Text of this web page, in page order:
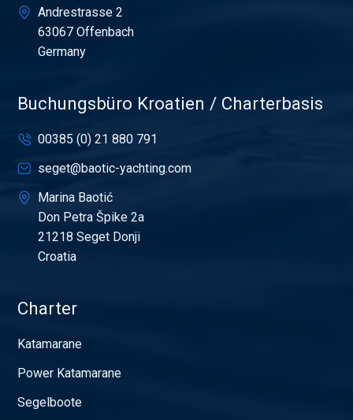
Andrestrasse 2
63067 Offenbach
Germany
Buchungsbüro Kroatien / Charterbasis
00385 (0) 21 880 791
seget@baotic-yachting.com
Marina Baotić
Don Petra Špike 2a
21218 Seget Donji
Croatia
Charter
Katamarane
Power Katamarane
Segelboote